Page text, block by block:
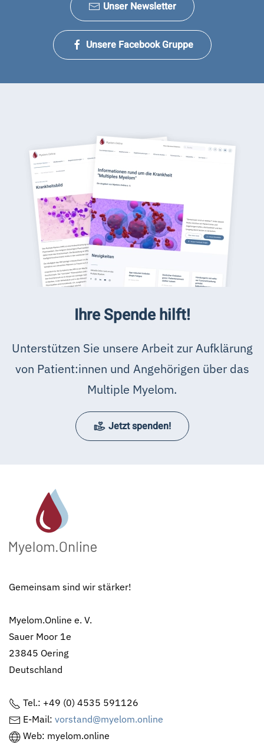
Unser Newsletter
Unsere Facebook Gruppe
Ihre Spende hilft!
Unterstützen Sie unsere Arbeit zur Aufklärung
von Patient:innen und Angehörigen über das
Multiple Myelom.
Jetzt spenden!
Gemeinsam sind wir stärker!
Myelom.Online e. V.
Sauer Moor 1e
23845 Oering
Deutschland
Tel.: +49 (0) 4535 591126
E-Mail: vorstand@myelom.online
Web: myelom.online